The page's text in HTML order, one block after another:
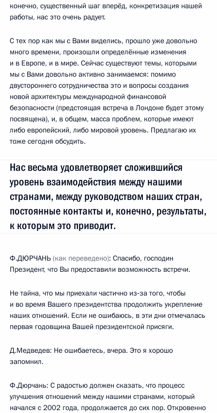
конечно, существенный шаг вперёд, конкретизация нашей
работы, нас это очень радует.
С тех пор как мы с Вами виделись, прошло уже довольно
много времени, произошли определённые изменения
и в Европе, и в мире. Сейчас существуют темы, которыми
мы с Вами довольно активно занимаемся: помимо
двустороннего сотрудничества это и вопросы создания
новой архитектуры международной финансовой
безопасности (предстоящая встреча в Лондоне будет этому
посвящена), и, в общем, масса проблем, которые имеют
либо европейский, либо мировой уровень. Предлагаю их
тоже сегодня обсудить.
Нас весьма удовлетворяет сложившийся
уровень взаимодействия между нашими
странами, между руководством наших стран,
постоянные контакты и, конечно, результаты,
к которым это приводит.
Ф.ДЮРЧАНЬ (как переведено): Спасибо, господин
Президент, что Вы предоставили возможность встречи.
Не тайна, что мы приехали частично из‑за того, чтобы
и во время Вашего президентства продолжить укрепление
наших отношений. Если не ошибаюсь, в эти дни отмечалась
первая годовщина Вашей президентской присяги.
Д.Медведев: Не ошибаетесь, вчера. Это я хорошо
запомнил.
Ф.Дюрчань: С радостью должен сказать, что процесс
улучшения отношений между нашими странами, который
начался с 2002 года, продолжается до сих пор. Откровенно